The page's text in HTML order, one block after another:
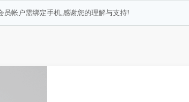
员帐户需绑定手机,感谢您的理解与支持!